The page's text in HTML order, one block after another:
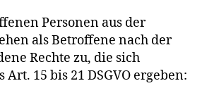
Personen aus der
als Betroffene nach der
Rechte zu, die sich
Art. 15 bis 21 DSGVO ergeben: